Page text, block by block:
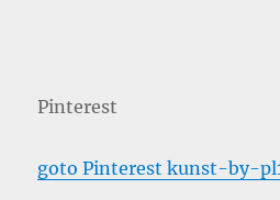
Pinterest
goto Pinterest kunst-by-